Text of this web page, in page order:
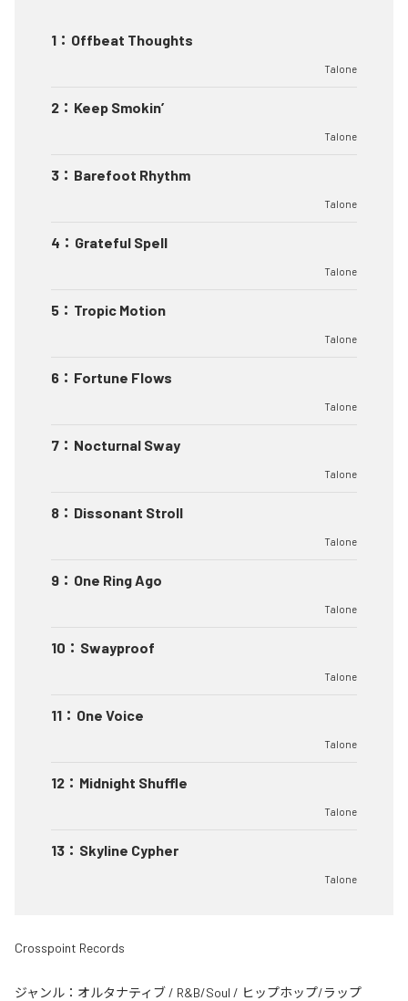
1 ： Offbeat Thoughts
Talone
2 ： Keep Smokin’
Talone
3 ： Barefoot Rhythm
Talone
4 ： Grateful Spell
Talone
5 ： Tropic Motion
Talone
6 ： Fortune Flows
Talone
7 ： Nocturnal Sway
Talone
8 ： Dissonant Stroll
Talone
9 ： One Ring Ago
Talone
10 ： Swayproof
Talone
11 ： One Voice
Talone
12 ： Midnight Shuffle
Talone
13 ： Skyline Cypher
Talone
Crosspoint Records
ジャンル： オルタナティブ / R&B/Soul / ヒップホップ/ラップ